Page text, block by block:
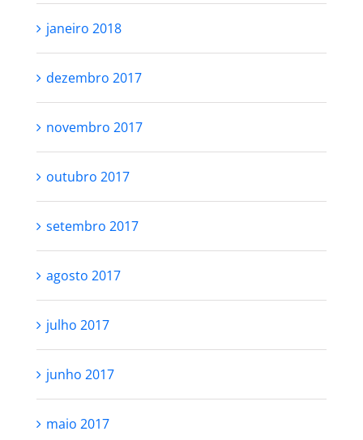
janeiro 2018
dezembro 2017
novembro 2017
outubro 2017
setembro 2017
agosto 2017
julho 2017
junho 2017
maio 2017